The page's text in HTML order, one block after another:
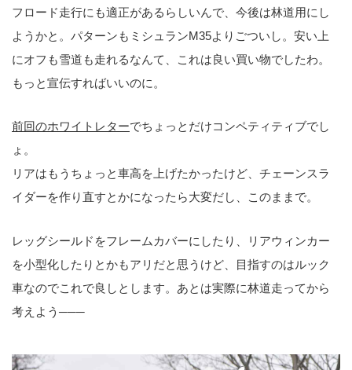
フロード走行にも適正があるらしいんで、今後は林道用にし
ようかと。パターンもミシュランM35よりごついし。安い上
にオフも雪道も走れるなんて、これは良い買い物でしたわ。
もっと宣伝すればいいのに。
前回のホワイトレターでちょっとだけコンペティティブでし
ょ。
リアはもうちょっと車高を上げたかったけど、チェーンスラ
イダーを作り直すとかになったら大変だし、このままで。
レッグシールドをフレームカバーにしたり、リアウィンカー
を小型化したりとかもアリだと思うけど、目指すのはルック
車なのでこれで良しとします。あとは実際に林道走ってから
考えよう───